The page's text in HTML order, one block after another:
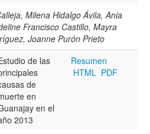
Milena Hidalgo Ávila, Ania
Francisco Castillo, Mayra
Joanne Purón Prieto
de las
de
en
en el
2013
Resumen
HTML PDF